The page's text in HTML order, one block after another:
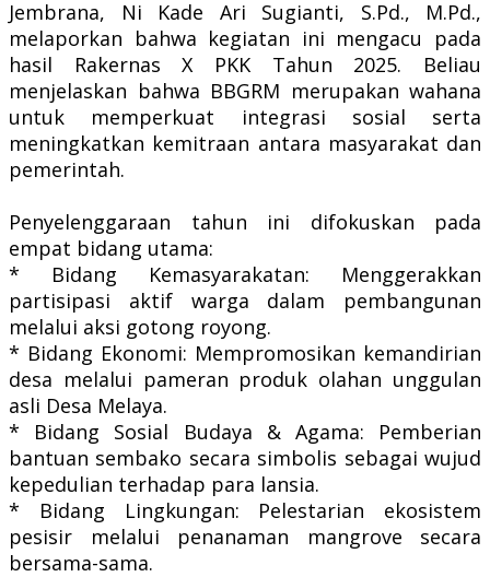
Jembrana, Ni Kade Ari Sugianti, S.Pd., M.Pd.,
melaporkan bahwa kegiatan ini mengacu pada
hasil Rakernas X PKK Tahun 2025. Beliau
menjelaskan bahwa BBGRM merupakan wahana
untuk memperkuat integrasi sosial serta
meningkatkan kemitraan antara masyarakat dan
pemerintah.
Penyelenggaraan tahun ini difokuskan pada
empat bidang utama:
* ​Bidang Kemasyarakatan: Menggerakkan
partisipasi aktif warga dalam pembangunan
melalui aksi gotong royong.
* ​Bidang Ekonomi: Mempromosikan kemandirian
desa melalui pameran produk olahan unggulan
asli Desa Melaya.
* ​Bidang Sosial Budaya & Agama: Pemberian
bantuan sembako secara simbolis sebagai wujud
kepedulian terhadap para lansia.
* ​Bidang Lingkungan: Pelestarian ekosistem
pesisir melalui penanaman mangrove secara
bersama-sama.